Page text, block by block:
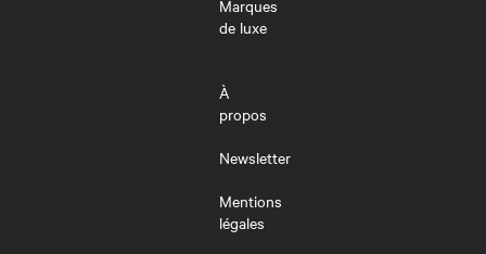
Marques
de luxe
À
propos
Newsletter
Mentions
légales